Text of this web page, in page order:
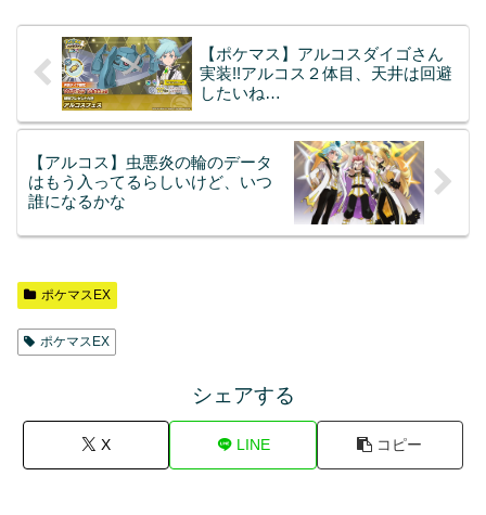
【ポケマス】アルコスダイゴさん
実装!!アルコス２体目、天井は回避
したいね…
【アルコス】虫悪炎の輪のデータ
はもう入ってるらしいけど、いつ
誰になるかな
ポケマスEX
ポケマスEX
シェアする
X LINE コピー